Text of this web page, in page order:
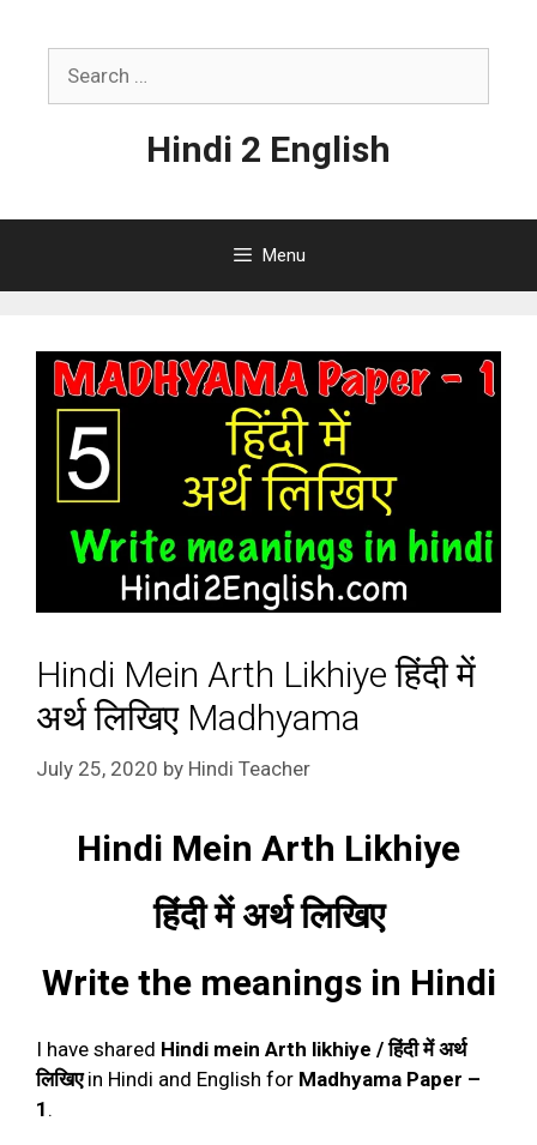
Hindi 2 English
Menu
Hindi Mein Arth Likhiye हिंदी में
अर्थ लिखिए Madhyama
July 25, 2020 by Hindi Teacher
Hindi Mein Arth Likhiye
हिंदी में अर्थ लिखिए
Write the meanings in Hindi
I have shared Hindi mein Arth likhiye / हिंदी में अर्थ
लिखिएin Hindi and English for Madhyama Paper –
1 .